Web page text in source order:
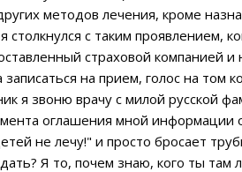
методов лечения, кроме
столкнулся с таким проявлением,
страховой компанией
записаться на прием, голос на
я звоню врачу с милой русской
оглашения мной информации
не лечу!" и просто бросает
Я то, почем знаю, кого ты